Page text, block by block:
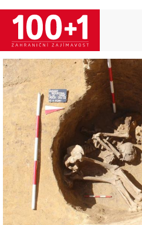
Přejít
hlavnímu
obsahu
Image